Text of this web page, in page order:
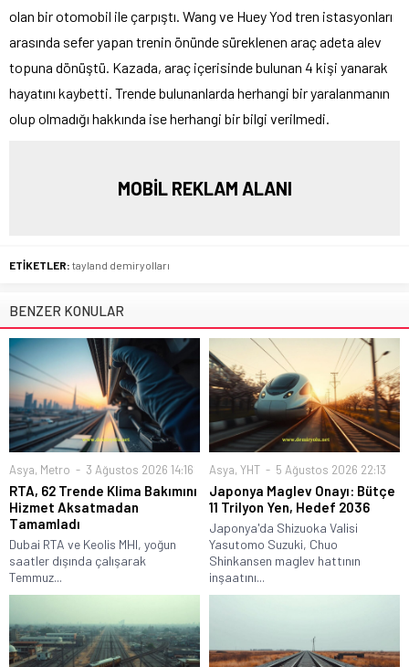
olan bir otomobil ile çarpıştı. Wang ve Huey Yod tren istasyonları
arasında sefer yapan trenin önünde süreklenen araç adeta alev
topuna dönüştü. Kazada, araç içerisinde bulunan 4 kişi yanarak
hayatını kaybetti. Trende bulunanlarda herhangi bir yaralanmanın
olup olmadığı hakkında ise herhangi bir bilgi verilmedi.
MOBİL REKLAM ALANI
ETİKETLER: tayland demiryolları
BENZER KONULAR
Asya, Metro 3 Ağustos 2026 14:16
RTA, 62 Trende Klima Bakımını
Hizmet Aksatmadan
Tamamladı
Dubai RTA ve Keolis MHI, yoğun
saatler dışında çalışarak
Temmuz...
Asya, YHT 5 Ağustos 2026 22:13
Japonya Maglev Onayı: Bütçe
11 Trilyon Yen, Hedef 2036
Japonya'da Shizuoka Valisi
Yasutomo Suzuki, Chuo
Shinkansen maglev hattının
inşaatını...